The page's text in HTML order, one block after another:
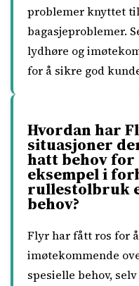
problemer knyttet
bagasjeproblemer.
lydhøre og
for å sikre god
Hvordan har
situasjoner
hatt behov for
eksempel i
rullestolbruk
behov?
Flyr har fått ros for
imøtekommende
spesielle behov,